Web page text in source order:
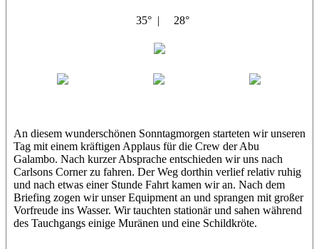
35° | 28°
An diesem wunderschönen Sonntagmorgen starteten wir unseren
Tag mit einem kräftigen Applaus für die Crew der Abu
Galambo. Nach kurzer Absprache entschieden wir uns nach
Carlsons Corner zu fahren. Der Weg dorthin verlief relativ ruhig
und nach etwas einer Stunde Fahrt kamen wir an. Nach dem
Briefing zogen wir unser Equipment an und sprangen mit großer
Vorfreude ins Wasser. Wir tauchten stationär und sahen während
des Tauchgangs einige Muränen und eine Schildkröte.